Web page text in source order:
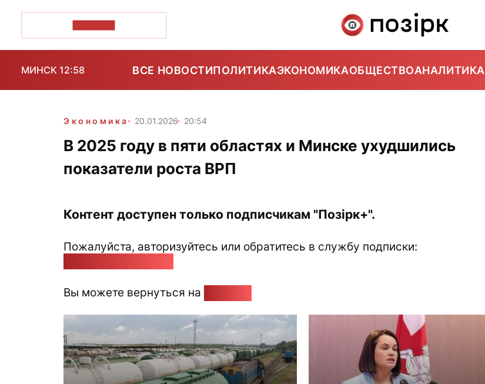
МИНСК 12:58 ВСЕ НОВОСТИПОЛИТИКАЭКОНОМИКАОБЩЕСТВОАНАЛИТИКА
Экономика 20.01.2026 20:54
В 2025 году в пяти областях и Минске ухудшились
показатели роста ВРП
Контент доступен только подписчикам "Позірк+".
Пожалуйста, авторизуйтесь или обратитесь в службу подписки:
Вы можете вернуться на